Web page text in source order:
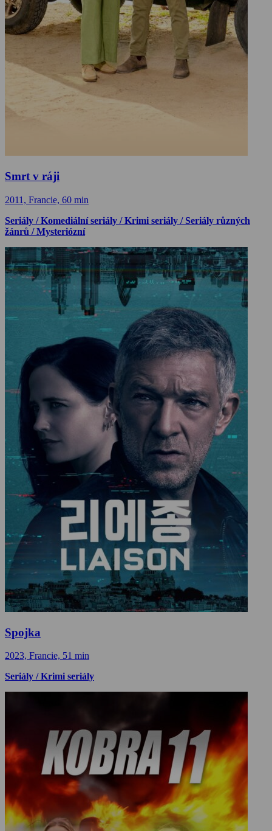
Smrt v ráji
2011, Francie, 60 min
Seriály / Komediální seriály / Krimi seriály / Seriály různých
žánrů / Mysteriózní
Spojka
2023, Francie, 51 min
Seriály / Krimi seriály